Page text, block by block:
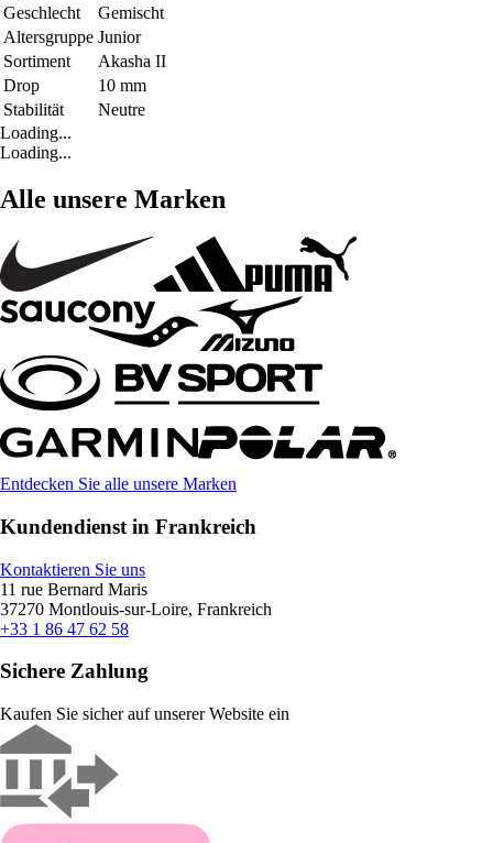
Geschlecht
Gemischt
Altersgruppe Junior
Sortiment
Akasha II
Drop
10 mm
Stabilität
Neutre
Loading...
Loading...
Alle unsere Marken
Entdecken Sie alle unsere Marken
Kundendienst in Frankreich
Kontaktieren Sie uns
11 rue Bernard Maris
37270 Montlouis-sur-Loire, Frankreich
+33 1 86 47 62 58
Sichere Zahlung
Kaufen Sie sicher auf unserer Website ein